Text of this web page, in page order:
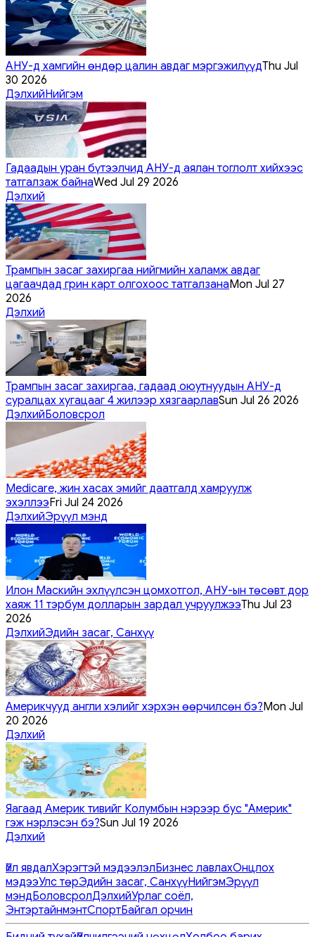
АНУ-д хамгийн өндөр цалин авдаг мэргэжилүүдThu Jul
30 2026
ДэлхийНийгэм
Гадаадын уран бүтээлчид АНУ-д аялан тоглолт хийхээс
татгалзаж байнаWed Jul 29 2026
Дэлхий
Трампын засаг захиргаа нийгмийн халамж авдаг
цагаачдад грин карт олгохоос татгалзанаMon Jul 27
2026
Дэлхий
Трампын засаг захиргаа, гадаад оюутнуудын АНУ-д
суралцах хугацааг 4 жилээр хязгаарлавSun Jul 26 2026
ДэлхийБоловсрол
Medicare, жин хасах эмийг даатгалд хамруулж
эхэллээFri Jul 24 2026
ДэлхийЭрүүл мэнд
Илон Маскийн эхлүүлсэн цомхотгол, АНУ-ын төсөвт дор
хаяж 11 тэрбум долларын зардал учруулжээThu Jul 23
2026
ДэлхийЭдийн засаг, Санхүү
Америкчууд англи хэлийг хэрхэн өөрчилсөн бэ?Mon Jul
20 2026
Дэлхий
Яагаад Америк тивийг Колумбын нэрээр бус "Америк"
гэж нэрлэсэн бэ?Sun Jul 19 2026
Дэлхий
Үйл явдалХэрэгтэй мэдээлэлБизнес лавлахОнцлох
мэдээУлс төрЭдийн засаг, СанхүүНийгэмЭрүүл
мэндБоловсролДэлхийУрлаг соёл,
ЭнтэртайнмэнтСпортБайгал орчин